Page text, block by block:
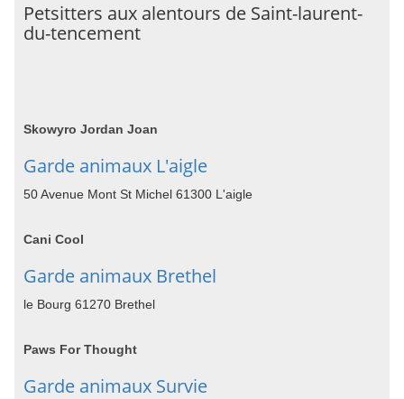
Petsitters aux alentours de Saint-laurent-
du-tencement
Skowyro Jordan Joan
Garde animaux L'aigle
50 Avenue Mont St Michel 61300 L'aigle
Cani Cool
Garde animaux Brethel
le Bourg 61270 Brethel
Paws For Thought
Garde animaux Survie